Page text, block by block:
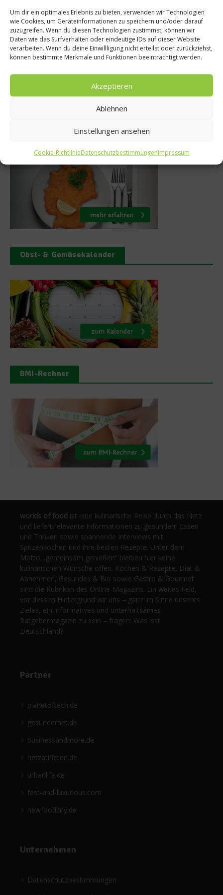
Um dir ein optimales Erlebnis zu bieten, verwenden wir Technologien
wie Cookies, um Geräteinformationen zu speichern und/oder darauf
zuzugreifen. Wenn du diesen Technologien zustimmst, können wir
Daten wie das Surfverhalten oder eindeutige IDs auf dieser Website
verarbeiten. Wenn du deine Einwillligung nicht erteilst oder zurückziehst,
können bestimmte Merkmale und Funktionen beeinträchtigt werden.
Akzeptieren
Ablehnen
Einstellungen ansehen
Cookie-RichtlinieDatenschutzbestimmungenImpressum
der Emilia-
Ratgeber
Den
5. Februar
Was isst Deutschland
Obst- & Gemüsekalender
BMI-Rechner
worlds of food ist eine kulinarische Reise durch das Netz
und liefert relevante Informationen zu gesundem Essen
und Trinken sowie spannende Interviews mit
Spitzenköchen und ihre besten Rezepte. Unter dem
Motto „gemeinsam genießen“ bleiben hier keine
kulinarischen Wünsche offen. Kochen & Rezepte, Diät &
Abnehmen, Gesundes & Bio sowie Gastro & Gourmet
sind die Rubriken des Online-Magazins. Ein weites Feld,
vor dessen Hintergrund wir uns – ganz im Sinne unseres
Zieles, ein informatives und unterhaltsames
Ratgebermagazin zu sein – fragen: Was isst
Deutschland?
Partner
planetoftech.de
gesündernet.de
businessandmore.de
netzathleten.de
urbanlife.de
fast-and-luxurious.com
newfoodcity.de
Unternehmen
Datenschutzbestimmungen